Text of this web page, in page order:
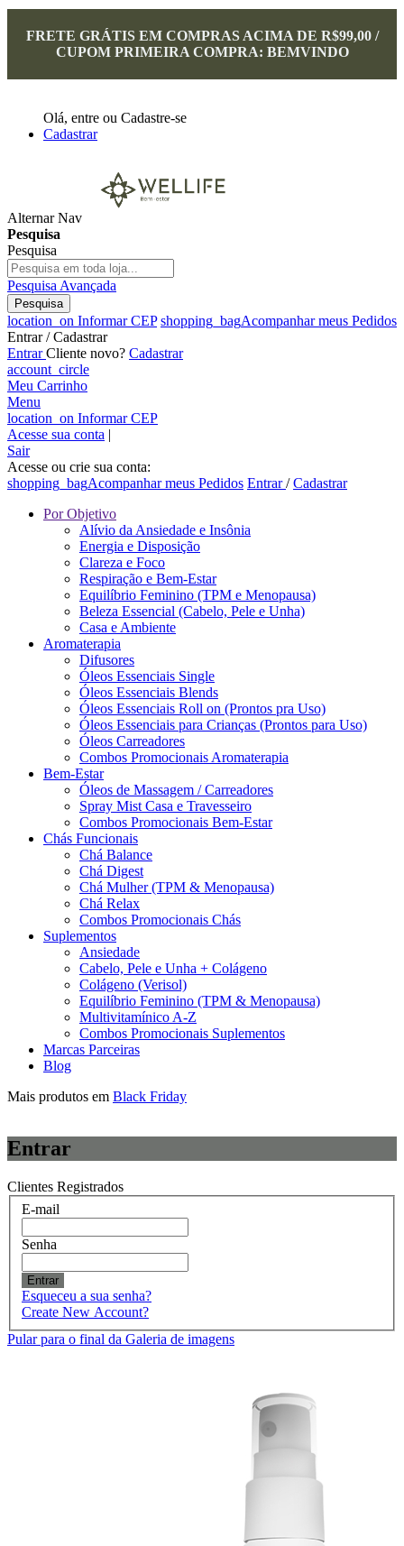
FRETE GRÁTIS EM COMPRAS ACIMA DE R$99,00 /
CUPOM PRIMEIRA COMPRA: BEMVINDO
Olá, entre ou Cadastre-se
Cadastrar
Alternar Nav
Pesquisa
Pesquisa
Pesquisa Avançada
Pesquisa
location_on Informar CEP shopping_bagAcompanhar meus Pedidos
Entrar / Cadastrar
EntrarCliente novo? Cadastrar
account_circle
Meu Carrinho
Menu
location_on Informar CEP
Acesse sua conta |
Sair
Acesse ou crie sua conta:
shopping_bagAcompanhar meus Pedidos Entrar/Cadastrar
Por Objetivo
Alívio da Ansiedade e Insônia
Energia e Disposição
Clareza e Foco
Respiração e Bem-Estar
Equilíbrio Feminino (TPM e Menopausa)
Beleza Essencial (Cabelo, Pele e Unha)
Casa e Ambiente
Aromaterapia
Difusores
Óleos Essenciais Single
Óleos Essenciais Blends
Óleos Essenciais Roll on (Prontos pra Uso)
Óleos Essenciais para Crianças (Prontos para Uso)
Óleos Carreadores
Combos Promocionais Aromaterapia
Bem-Estar
Óleos de Massagem / Carreadores
Spray Mist Casa e Travesseiro
Combos Promocionais Bem-Estar
Chás Funcionais
Chá Balance
Chá Digest
Chá Mulher (TPM & Menopausa)
Chá Relax
Combos Promocionais Chás
Suplementos
Ansiedade
Cabelo, Pele e Unha + Colágeno
Colágeno (Verisol)
Equilíbrio Feminino (TPM & Menopausa)
Multivitamínico A-Z
Combos Promocionais Suplementos
Marcas Parceiras
Blog
Mais produtos em Black Friday
Entrar
Clientes Registrados
E-mail
Senha
Entrar
Esqueceu a sua senha?
Create New Account?
Pular para o final da Galeria de imagens